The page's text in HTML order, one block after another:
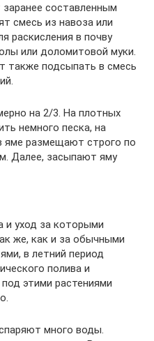
составленным
смесь из навоза или
раскисления в почву
или доломитовой муки.
подсыпать в смесь
на 2/3. На плотных
немного песка, на
яме размещают строго по
Далее, засыпают яму
уход за которыми
же, как и за обычными
в летний период
полива и
этими растениями
много воды.